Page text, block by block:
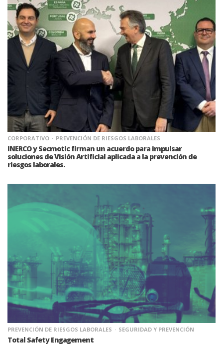
CORPORATIVO PREVENCIÓN DE RIESGOS LABORALES
INERCO y Secmotic firman un acuerdo para impulsar
soluciones de Visión Artificial aplicada a la prevención de
riesgos laborales.
PREVENCIÓN DE RIESGOS LABORALES SEGURIDAD Y PREVENCIÓN
Total Safety Engagement